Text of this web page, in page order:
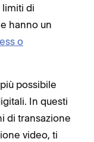
di
hanno un
o
possibile
In questi
di transazione
video, ti